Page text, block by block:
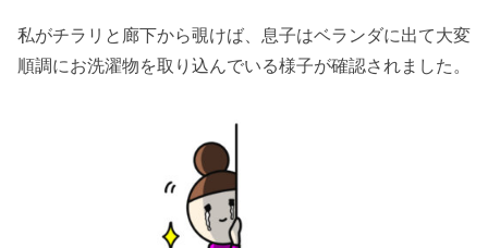
私がチラリと廊下から覗けば、息子はベランダに出て大変
順調にお洗濯物を取り込んでいる様子が確認されました。